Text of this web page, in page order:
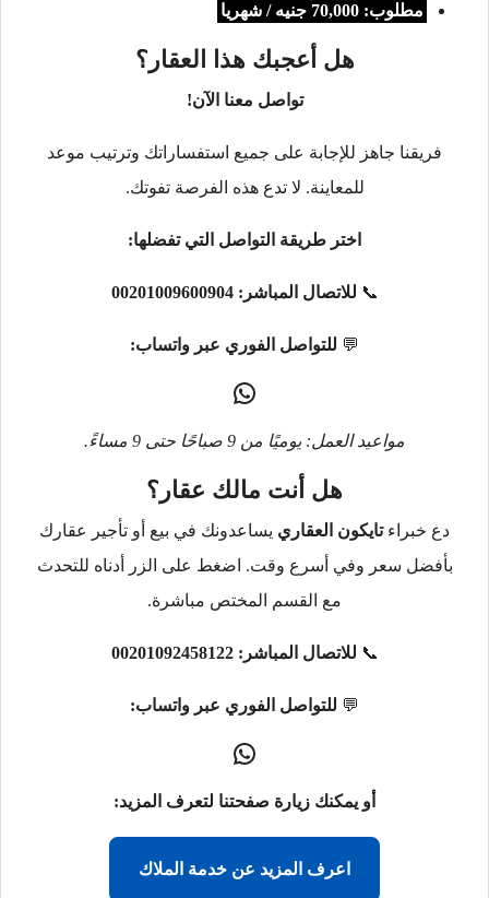
مطلوب: 70,000 جنيه / شهريا
هل أعجبك هذا العقار؟
تواصل معنا الآن!
فريقنا جاهز للإجابة على جميع استفساراتك وترتيب موعد
للمعاينة. لا تدع هذه الفرصة تفوتك.
اختر طريقة التواصل التي تفضلها:
📞 للاتصال المباشر: 00201009600904
💬 للتواصل الفوري عبر واتساب:
مواعيد العمل: يوميًا من 9 صباحًا حتى 9 مساءً.
هل أنت مالك عقار؟
دع خبراءتايكون العقاري يساعدونك في بيع أو تأجير عقارك
بأفضل سعر وفي أسرع وقت. اضغط على الزر أدناه للتحدث
مع القسم المختص مباشرة.
📞 للاتصال المباشر: 00201092458122
💬 للتواصل الفوري عبر واتساب:
أو يمكنك زيارة صفحتنا لتعرف المزيد:
اعرف المزيد عن خدمة الملاك